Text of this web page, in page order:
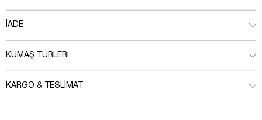
İADE
KUMAŞ TÜRLERI
KARGO & TESLIMAT